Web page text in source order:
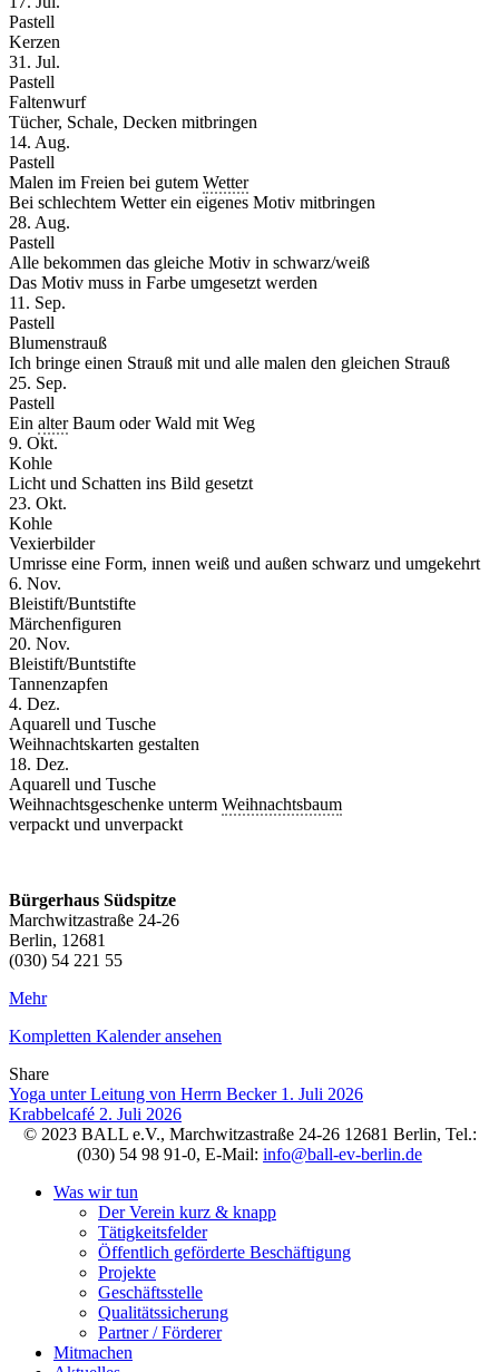
Pastell
Kerzen
31. Jul.
Pastell
Faltenwurf
Tücher, Schale, Decken mitbringen
14. Aug.
Pastell
Malen im Freien bei gutem Wetter
Bei schlechtem Wetter ein eigenes Motiv mitbringen
28. Aug.
Pastell
Alle bekommen das gleiche Motiv in schwarz/weiß
Das Motiv muss in Farbe umgesetzt werden
11. Sep.
Pastell
Blumenstrauß
Ich bringe einen Strauß mit und alle malen den gleichen Strauß
25. Sep.
Pastell
Ein alterBaum oder Wald mit Weg
9. Okt.
Kohle
Licht und Schatten ins Bild gesetzt
23. Okt.
Kohle
Vexierbilder
Umrisse eine Form, innen weiß und außen schwarz und umgekehrt
6. Nov.
Bleistift/Buntstifte
Märchenfiguren
20. Nov.
Bleistift/Buntstifte
Tannenzapfen
4. Dez.
Aquarell und Tusche
Weihnachtskarten gestalten
18. Dez.
Aquarell und Tusche
Weihnachtsgeschenke unterm Weihnachtsbaum
verpackt und unverpackt
Bürgerhaus Südspitze
Marchwitzastraße 24-26
Berlin, 12681
(030) 54 221 55
Mehr
Kompletten Kalender ansehen
Share
Facebook
Twitter
LinkedIn
Pinterest
Stumbleupon
Email
Yoga unter Leitung von Herrn Becker 1. Juli 2026
Krabbelcafé 2. Juli 2026
© 2023 BALL e.V., Marchwitzastraße 24-26 12681 Berlin, Tel.:
(030) 54 98 91-0, E-Mail: info@ball-ev-berlin.de
Was wir tun
Der Verein kurz & knapp
Tätigkeitsfelder
Öffentlich geförderte Beschäftigung
Projekte
Geschäftsstelle
Qualitätssicherung
Partner / Förderer
Mitmachen